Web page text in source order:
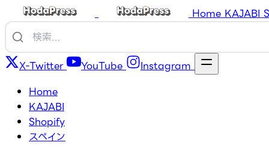
Home KAJABI
X-Twitter YouTube
Instagram
Home
KAJABI
Shopify
スペイン